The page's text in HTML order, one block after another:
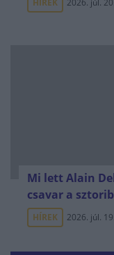
HÍREK 2026. júl. 20.
Mi lett Alain
csavar a
HÍREK 2026. júl. 19.